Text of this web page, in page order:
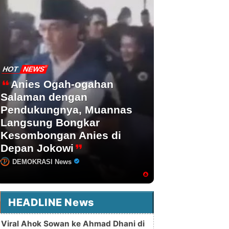
HOT NEWS
Anies Ogah-ogahan
Salaman dengan
Pendukungnya, Muannas
Langsung Bongkar
Kesombongan Anies di
Depan Jokowi
DEMOKRASI News
HEADLINE News
Viral Ahok Sowan ke Ahmad Dhani di